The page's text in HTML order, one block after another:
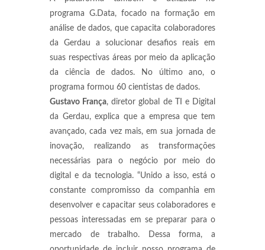
programa G.Data, focado na formação em
análise de dados, que capacita colaboradores
da Gerdau a solucionar desafios reais em
suas respectivas áreas por meio da aplicação
da ciência de dados. No último ano, o
programa formou 60 cientistas de dados.
Gustavo França, diretor global de TI e Digital
da Gerdau, explica que a empresa que tem
avançado, cada vez mais, em sua jornada de
inovação, realizando as transformações
necessárias para o negócio por meio do
digital e da tecnologia. “Unido a isso, está o
constante compromisso da companhia em
desenvolver e capacitar seus colaboradores e
pessoas interessadas em se preparar para o
mercado de trabalho. Dessa forma, a